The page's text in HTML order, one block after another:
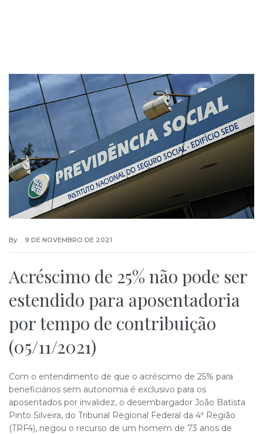
By 9 DE NOVEMBRO DE 2021
Acréscimo de 25% não pode ser
estendido para aposentadoria
por tempo de contribuição
(05/11/2021)
Com o entendimento de que o acréscimo de 25% para
beneficiários sem autonomia é exclusivo para os
aposentados por invalidez, o desembargador João Batista
Pinto Silveira, do Tribunal Regional Federal da 4ª Região
(TRF4), negou o recurso de um homem de 73 anos de